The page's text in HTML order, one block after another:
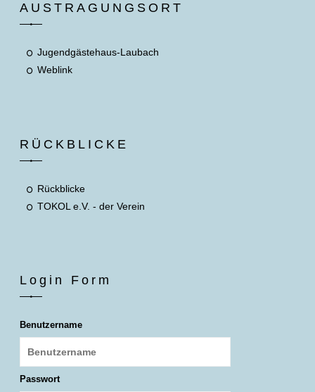
AUSTRAGUNGSORT
Jugendgästehaus-Laubach
Weblink
RÜCKBLICKE
Rückblicke
TOKOL e.V. - der Verein
Login Form
Benutzername
Passwort